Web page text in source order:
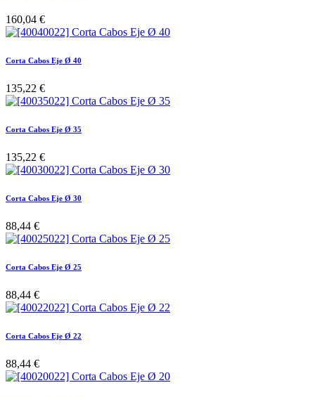
160,04 €
Corta Cabos Eje Ø 40
135,22 €
Corta Cabos Eje Ø 35
135,22 €
Corta Cabos Eje Ø 30
88,44 €
Corta Cabos Eje Ø 25
88,44 €
Corta Cabos Eje Ø 22
88,44 €